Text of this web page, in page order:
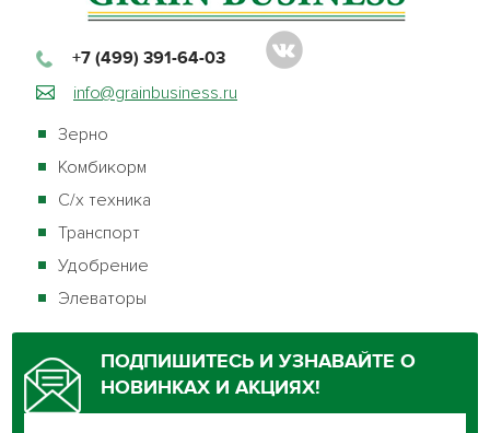
+7 (499) 391-64-03
info@grainbusiness.ru
Зерно
Комбикорм
С/х техника
Транспорт
Удобрение
Элеваторы
ПОДПИШИТЕСЬ И УЗНАВАЙТЕ О
НОВИНКАХ И АКЦИЯХ!